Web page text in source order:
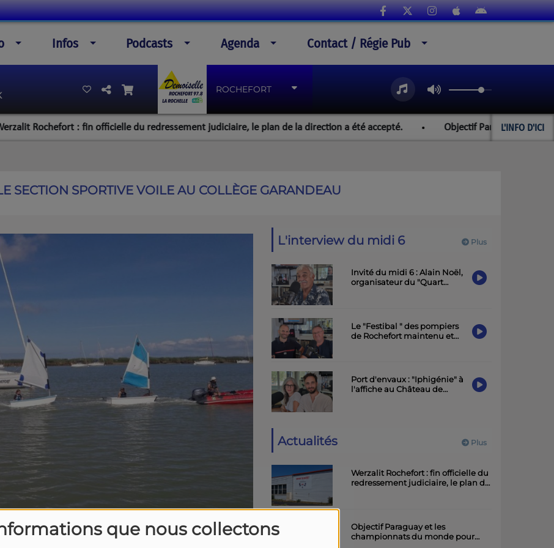
que nous collectons
Infos Podcasts Agenda Contact / Régie Pub
ROCHEFORT
L'INFO D'ICI
: fin officielle du redressement judiciaire, le plan de la direction a été accepté. Objectif Paraguay et les
SECTION SPORTIVE VOILE AU COLLÈGE GARANDEAU
Plus
L'interview du midi 6
Invité du midi 6 : Alain Noël,
organisateur du "Quart
Le "Festibal " des pompiers
de Rochefort maintenu et
Port d'envaux : "Iphigénie" à
l'affiche au Château de
Plus
Actualités
Werzalit Rochefort : fin officielle du
redressement judiciaire, le plan de
Objectif Paraguay et les
championnats du monde pour